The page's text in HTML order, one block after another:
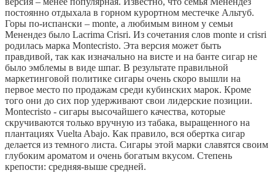
постоянно отдыхала в горном курортном местечке Альтуб.
Горы по-испански – monte, а любимым вином у семьи
Менендез было Lacrima Crisri. Из сочетания слов monte и crisri
родилась марка Montecristo. Эта версия может быть
правдивой, так как изначально на висте и на банте сигар не
было эмблемы в виде шпаг. В результате правильной
маркетинговой политике сигары очень скоро вышли на
первое место по продажам среди кубинских марок. Кроме
того они до сих пор удерживают свои лидерские позиции.
Montecristo - сигары высочайшего качества, которые
скручиваются только вручную из табака, выращенного на
плантациях Vuelta Abajo. Как правило, вся обертка сигар
делается из темного листа. Сигары этой марки славятся своим
глубоким ароматом и очень богатым вкусом. Степень
крепости: средняя-выше средней.